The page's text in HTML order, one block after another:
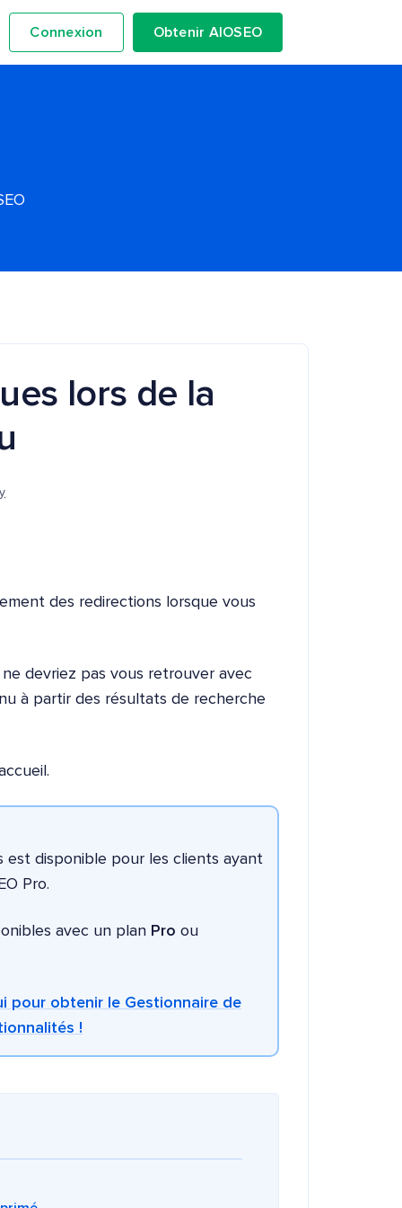
Connexion Obtenir AIOSEO
lors de la
des redirections lorsque vous
devriez pas vous retrouver avec
à partir des résultats de recherche
est disponible pour les clients ayant
Pro.
avec un plan Pro ou
pour obtenir le Gestionnaire de
!